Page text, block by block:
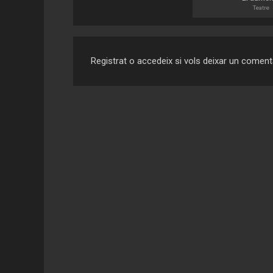
Teatre
Registrat o accedeix si vols deixar un